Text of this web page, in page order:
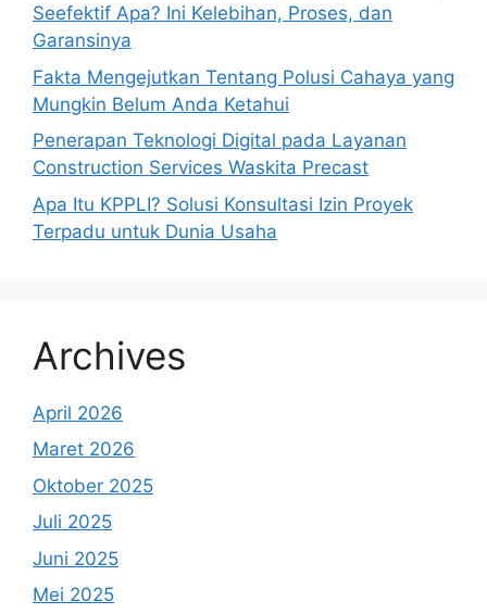
Seefektif Apa? Ini Kelebihan, Proses, dan
Garansinya
Fakta Mengejutkan Tentang Polusi Cahaya yang
Mungkin Belum Anda Ketahui
Penerapan Teknologi Digital pada Layanan
Construction Services Waskita Precast
Apa Itu KPPLI? Solusi Konsultasi Izin Proyek
Terpadu untuk Dunia Usaha
Archives
April 2026
Maret 2026
Oktober 2025
Juli 2025
Juni 2025
Mei 2025